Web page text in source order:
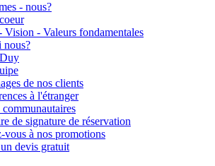
- nous?
Vision - Valeurs fondamentales
nous?
de nos clients
à l'étranger
de signature de réservation
vous à nos promotions
devis gratuit